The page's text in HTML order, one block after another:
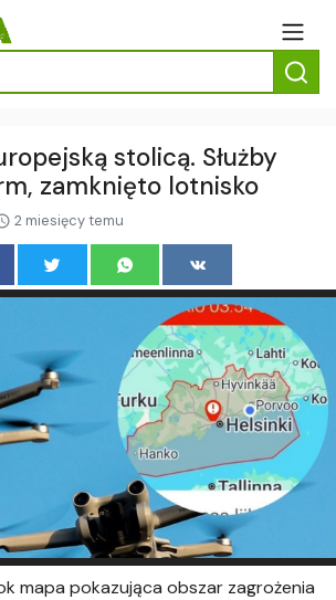
stolicą. Służby
zamknięto lotnisko
2 miesięcy temu
mapa pokazująca obszar zagrożenia